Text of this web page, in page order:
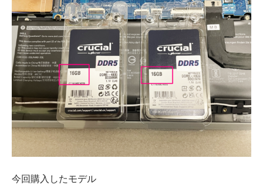
今回購入したモデル